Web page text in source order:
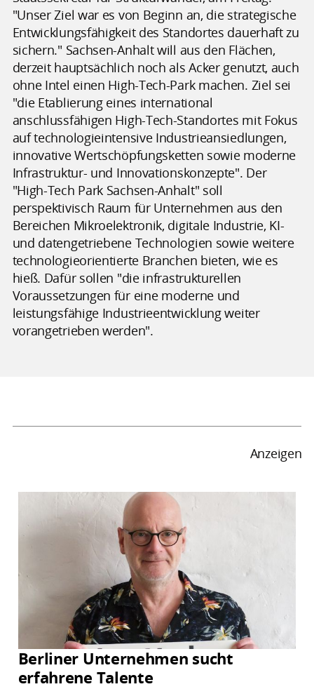
"Unser Ziel war es von Beginn an, die strategische
Entwicklungsfähigkeit des Standortes dauerhaft zu
sichern." Sachsen-Anhalt will aus den Flächen,
derzeit hauptsächlich noch als Acker genutzt, auch
ohne Intel einen High-Tech-Park machen. Ziel sei
"die Etablierung eines international
anschlussfähigen High-Tech-Standortes mit Fokus
auf technologieintensive Industrieansiedlungen,
innovative Wertschöpfungsketten sowie moderne
Infrastruktur- und Innovationskonzepte". Der
"High-Tech Park Sachsen-Anhalt" soll
perspektivisch Raum für Unternehmen aus den
Bereichen Mikroelektronik, digitale Industrie, KI-
und datengetriebene Technologien sowie weitere
technologieorientierte Branchen bieten, wie es
hieß. Dafür sollen "die infrastrukturellen
Voraussetzungen für eine moderne und
leistungsfähige Industrieentwicklung weiter
vorangetrieben werden".
Anzeigen
Berliner Unternehmen sucht
erfahrene Talente